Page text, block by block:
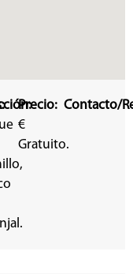
Precio:
€
Gratuito.
Contacto/